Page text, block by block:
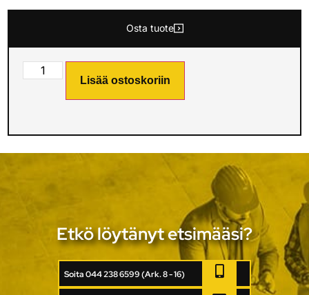
Osta tuote
Lisää ostoskoriin
Etkö löytänyt etsimääsi?
Soita 044 238 6599 (Ark. 8 - 16)